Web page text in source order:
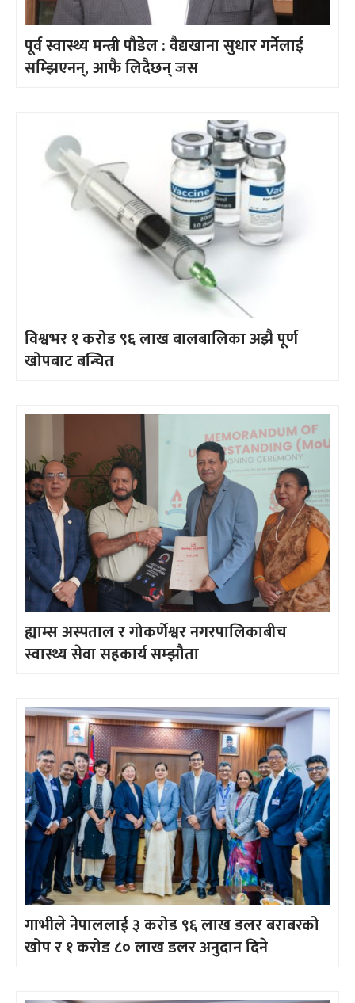
पूर्व स्वास्थ्य मन्त्री पौडेल : वैद्यखाना सुधार गर्नेलाई
सम्झिएनन्, आफै लिदैछन् जस
विश्वभर १ करोड ९६ लाख बालबालिका अझै पूर्ण
खोपबाट बन्चित
ह्याम्स अस्पताल र गोकर्णेश्वर नगरपालिकाबीच
स्वास्थ्य सेवा सहकार्य सम्झौता
गाभीले नेपाललाई ३ करोड ९६ लाख डलर बराबरको
खोप र १ करोड ८० लाख डलर अनुदान दिने